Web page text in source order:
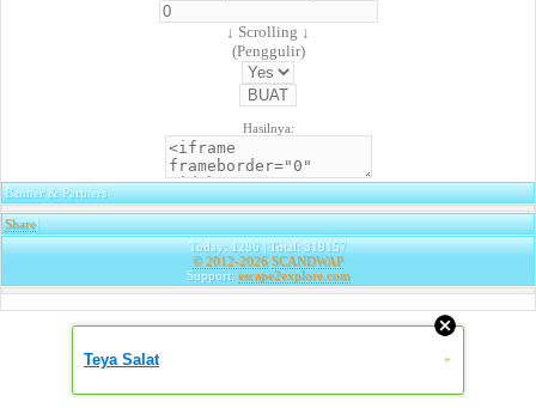
↓ Scrolling ↓
(Penggulir)
Hasilnya:
Banner & Partners
Share|
Today: 1296 | Total: 319157
© 2012-2026 SCANDWAP
Support: escape2explore.com
Teya Salat »